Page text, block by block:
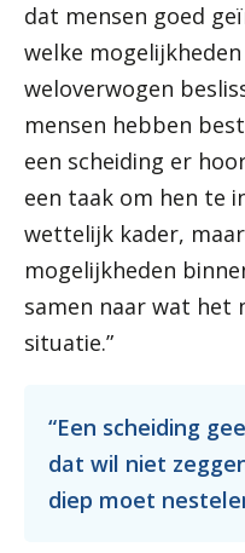
dat mensen goed
welke
weloverwogen
mensen hebben
een scheiding er
een taak om hen te
wettelijk kader,
mogelijkheden
samen naar wat het
situatie.”
“Een scheiding
dat wil niet
diep moet